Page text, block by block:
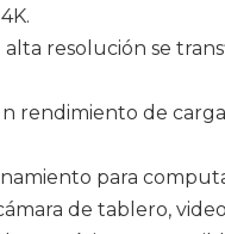
resolución se
rendimiento de
para
de tablero,